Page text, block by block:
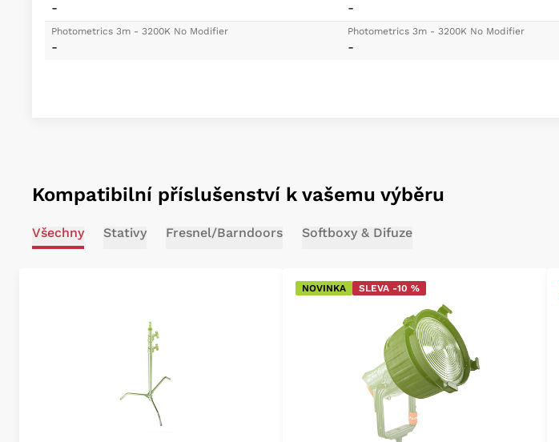
-
Photometrics 3m - 3200K No Modifier
-
-
Photometrics 3m - 3200K No Modifier
-
Kompatibilní příslušenství k vašemu výběru
Všechny Stativy Fresnel/Barndoors Softboxy & Difuze
NOVINKA SLEVA -10 %